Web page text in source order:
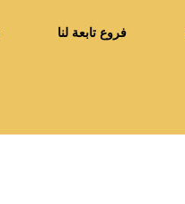
فروع تابعة لنا